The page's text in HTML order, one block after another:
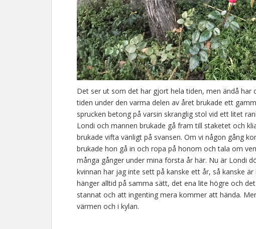
Det ser ut som det har gjort hela tiden, men ändå
tiden under den varma delen av året brukade ett
sprucken betong på varsin skranglig stol vid ett litet
Londi och mannen brukade gå fram till staketet och
brukade vifta vänligt på svansen. Om vi någon gång
brukade hon gå in och ropa på honom och tala om
många gånger under mina första år här. Nu är Londi
kvinnan har jag inte sett på kanske ett år, så kanske
hänger alltid på samma sätt, det ena lite högre och
stannat och att ingenting mera kommer att hända.
värmen och i kylan.